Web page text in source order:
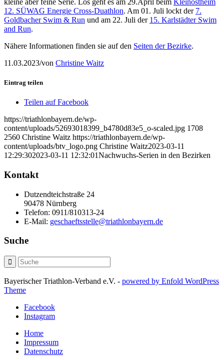
12. SÜWAG Energie Cross-Duathlon. Am 01. Juli lockt der 7.
Goldbacher Swim & Run und am 22. Juli der 15. Karlstädter Swim
and Run.
Nähere Informationen finden sie auf den Seiten der Bezirke.
11.03.2023/von Christine Waitz
Eintrag teilen
Teilen auf Facebook
https://triathlonbayern.de/wp-
content/uploads/52693018399_b4780d83e5_o-scaled.jpg 1708
2560 Christine Waitz https://triathlonbayern.de/wp-
content/uploads/btv_logo.png Christine Waitz2023-03-11
12:29:302023-03-11 12:32:01Nachwuchs-Serien in den Bezirken
Kontakt
Dutzendteichstraße 24
90478 Nürnberg
Telefon: 0911/810313-24
E-Mail: geschaeftsstelle@triathlonbayern.de
Suche
Bayerischer Triathlon-Verband e.V. - powered by Enfold WordPress
Theme
Facebook
Instagram
Home
Impressum
Datenschutz